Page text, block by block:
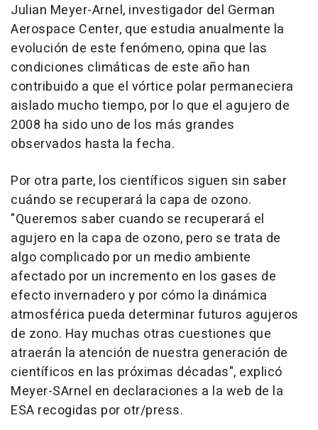
Julian Meyer-Arnel, investigador del German
Aerospace Center, que estudia anualmente la
evolución de este fenómeno, opina que las
condiciones climáticas de este año han
contribuido a que el vórtice polar permaneciera
aislado mucho tiempo, por lo que el agujero de
2008 ha sido uno de los más grandes
observados hasta la fecha.
Por otra parte, los científicos siguen sin saber
cuándo se recuperará la capa de ozono.
"Queremos saber cuando se recuperará el
agujero en la capa de ozono, pero se trata de
algo complicado por un medio ambiente
afectado por un incremento en los gases de
efecto invernadero y por cómo la dinámica
atmosférica pueda determinar futuros agujeros
de zono. Hay muchas otras cuestiones que
atraerán la atención de nuestra generación de
científicos en las próximas décadas", explicó
Meyer-SArnel en declaraciones a la web de la
ESA recogidas por otr/press.